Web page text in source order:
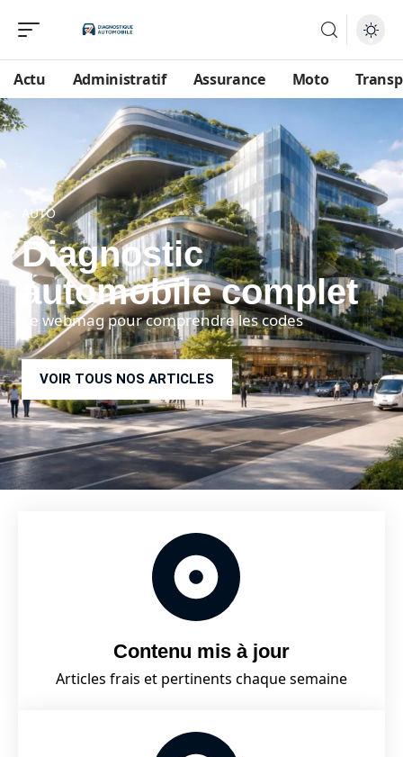
Actu Administratif Assurance Moto
Au sommaire Voir]
AUTO
Diagnostic
automobile complet
Le webmag pour comprendre les codes
VOIR TOUS NOS ARTICLES
Contenu mis à jour
Articles frais et pertinents chaque semaine